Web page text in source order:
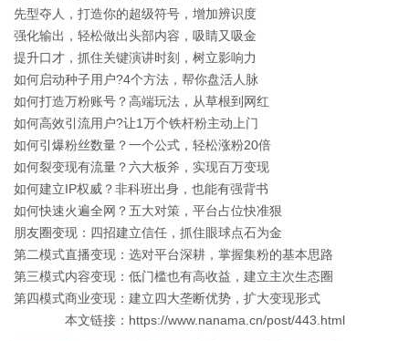
先型夺人，打造你的超级符号，增加辨识度
强化输出，轻松做出头部内容，吸睛又吸金
提升口才，抓住关键演讲时刻，树立影响力
如何启动种子用户?4个方法，帮你盘活人脉
如何打造万粉账号？高端玩法，从草根到网红
如何高效引流用户?让1万个铁杆粉主动上门
如何引爆粉丝数量？一个公式，轻松涨粉20倍
如何裂变现有流量？六大板斧，实现百万变现
如何建立IP权威？非科班出身，也能有强背书
如何快速火遍全网？五大对策，平台占位快准狠
朋友圈变现：四招建立信任，抓住眼球点石为金
第二模式直播变现：选对平台深耕，掌握集粉的基本思路
第三模式内容变现：低门槛也有高收益，建立主次生态圈
第四模式商业变现：建立四大垄断优势，扩大变现形式
本文链接：https://www.nanama.cn/post/443.html